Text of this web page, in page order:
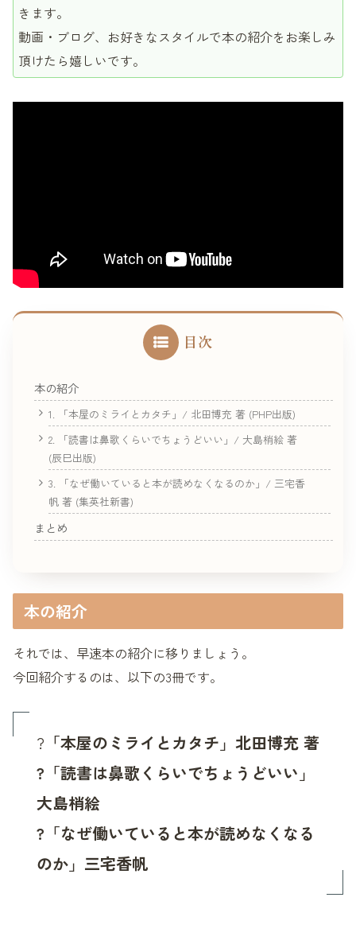
きます。
動画・ブログ、お好きなスタイルで本の紹介をお楽しみ
頂けたら嬉しいです。
目次
本の紹介
1. 「本屋のミライとカタチ」/ 北田博充 著 (PHP出版)
2. 「読書は鼻歌くらいでちょうどいい」/ 大島梢絵 著
(辰巳出版)
3. 「なぜ働いていると本が読めなくなるのか」/ 三宅香
帆 著 (集英社新書)
まとめ
本の紹介
それでは、早速本の紹介に移りましょう。
今回紹介するのは、以下の3冊です。
? 「本屋のミライとカタチ」北田博充 著
?「読書は鼻歌くらいでちょうどいい」
大島梢絵
?「なぜ働いていると本が読めなくなる
のか」三宅香帆